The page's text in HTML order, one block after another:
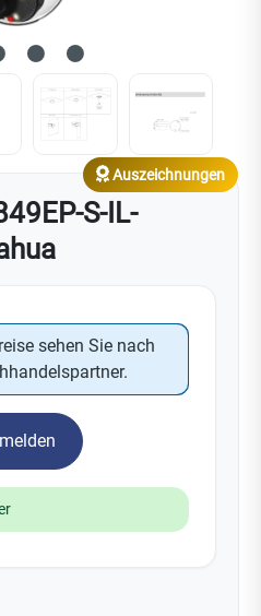
S-IL-
Auszeichnungen
sehen Sie nach